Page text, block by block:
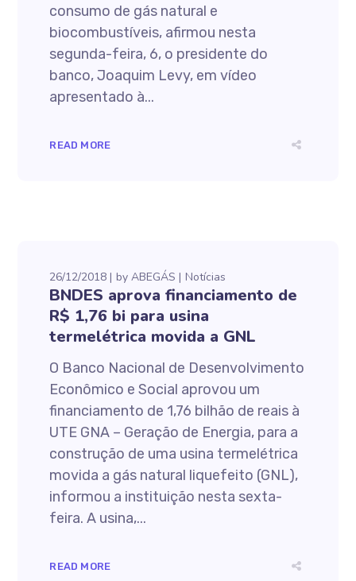
consumo de gás natural e
biocombustíveis, afirmou nesta
segunda-feira, 6, o presidente do
banco, Joaquim Levy, em vídeo
apresentado à...
READ MORE
26/12/2018 byABEGÁS Notícias
BNDES aprova financiamento de
R$ 1,76 bi para usina
termelétrica movida a GNL
O Banco Nacional de Desenvolvimento
Econômico e Social aprovou um
financiamento de 1,76 bilhão de reais à
UTE GNA – Geração de Energia, para a
construção de uma usina termelétrica
movida a gás natural liquefeito (GNL),
informou a instituição nesta sexta-
feira. A usina,...
READ MORE